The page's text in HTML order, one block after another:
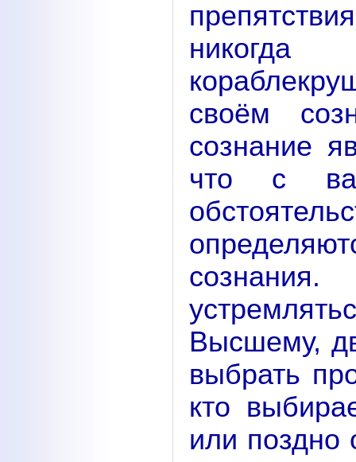
своём
сознание
что с
Высшему,
выбрать
кто
или